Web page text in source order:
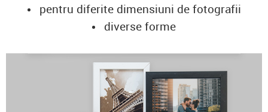
pentru diferite dimensiuni de fotografii
diverse forme